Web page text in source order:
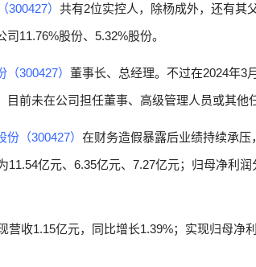
300427） 共有2位实控人，除杨成外，还有其
11.76%股份、5.32%股份。
（300427） 董事长、总经理。不过在2024年3
前未在公司担任董事、高级管理人员或其他
份（300427） 在财务造假暴露后业绩持续承
11.54亿元、6.35亿元、7.27亿元；归母净利
营收1.15亿元，同比增长1.39%；实现归母净